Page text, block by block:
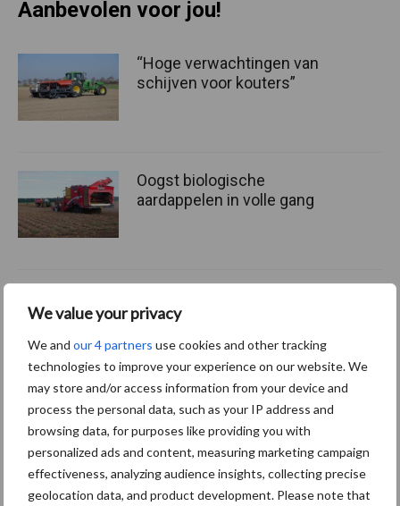
We value your privacy
We and our 4 partners use cookies and other tracking
technologies to improve your experience on our website. We
may store and/or access information from your device and
process the personal data, such as your IP address and
browsing data, for purposes like providing you with
personalized ads and content, measuring marketing campaign
effectiveness, analyzing audience insights, collecting precise
geolocation data, and product development. Please note that
Aanbevolen voor jou!
“Hoge verwachtingen van
schijven voor kouters”
Oogst biologische
aardappelen in volle gang
gedragen pootcombinatie
Themapagina's
Machines Duurzaamheid